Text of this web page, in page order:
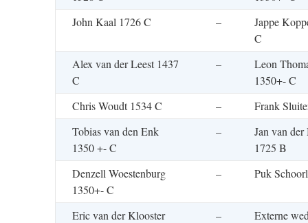
John Kaal 1726 C
–
Jappe
C
Alex van der Leest 1437
C
–
Leon
1350+- C
Chris Woudt 1534 C
–
Frank
Tobias van den Enk
1350 +- C
–
Jan van der
1725 B
Denzell Woestenburg
1350+- C
– Puk
Eric van der Klooster
– Externe